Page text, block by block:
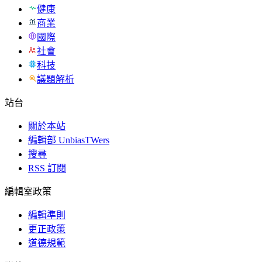
健康
商業
國際
社會
科技
議題解析
站台
關於本站
編輯部 UnbiasTWers
搜尋
RSS 訂閱
編輯室政策
編輯準則
更正政策
道德規範